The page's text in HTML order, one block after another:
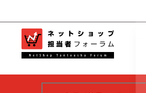
ネット